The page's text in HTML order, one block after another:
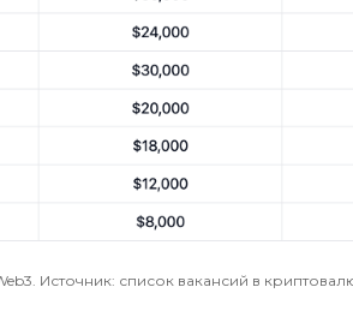
Источник: список вакансий в